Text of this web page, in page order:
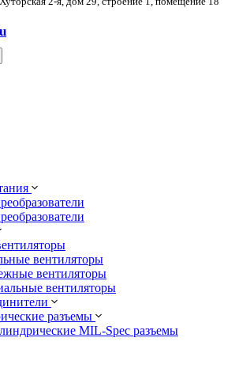
вентиляторы
вентиляторы
вентиляторы
разъемы
MIL-Spec разъемы